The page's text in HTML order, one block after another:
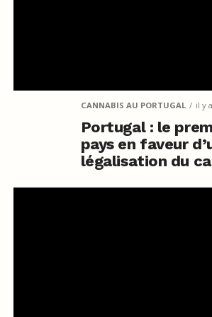
CANNABIS AU PORTUGAL il y
Portugal : le
pays en faveur
légalisation du